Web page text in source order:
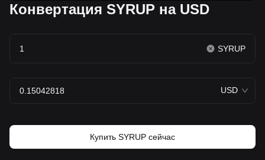
Конвертация SYRUP на USD
SYRUP
USD
Купить SYRUP сейчас